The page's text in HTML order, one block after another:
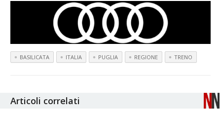
BASILICATA ITALIA PUGLIA REGIONE TRENO
Articoli correlati